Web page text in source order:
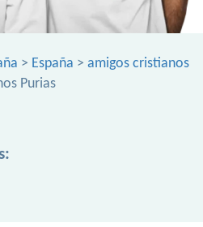
> España > amigos cristianos
Purias